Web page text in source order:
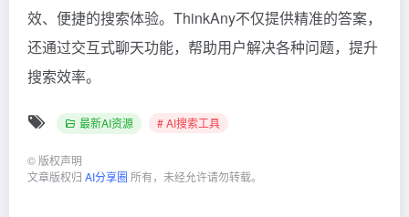
效、便捷的搜索体验。ThinkAny不仅提供精准的答案，
还通过交互式聊天功能，帮助用户解决各种问题，提升
搜索效率。
最新AI资源 # AI搜索工具
© 版权声明
文章版权归 AI分享圈 所有，未经允许请勿转载。